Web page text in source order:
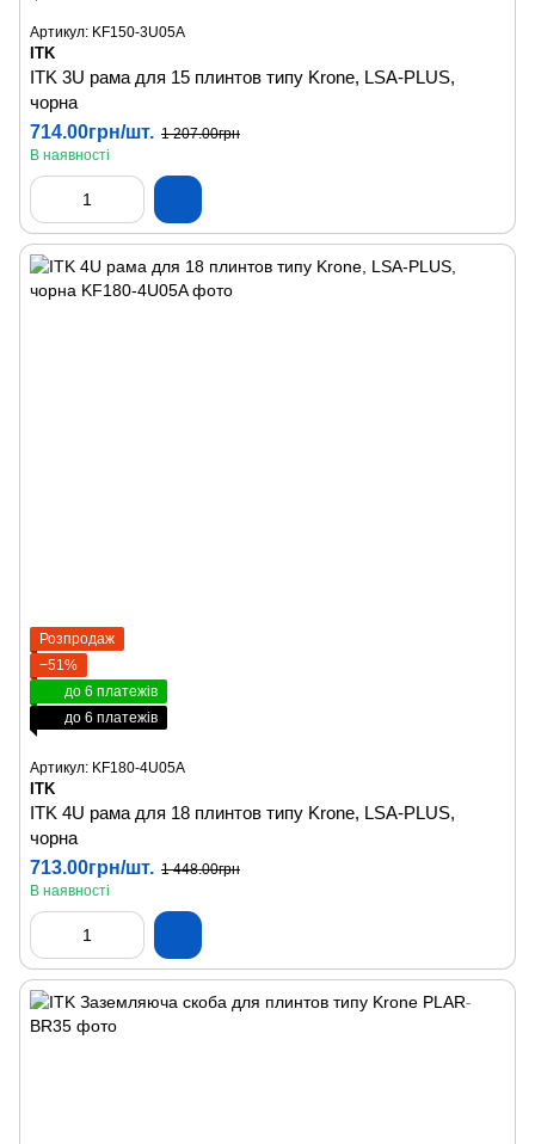
Артикул: KF150-3U05A
ITK
ITK 3U рама для 15 плинтов типу Krone, LSA-PLUS,
чорна
714.00грн/шт. 1 207.00грн
В наявності
Розпродаж
−51%
до 6 платежів
до 6 платежів
Артикул: KF180-4U05A
ITK
ITK 4U рама для 18 плинтов типу Krone, LSA-PLUS,
чорна
713.00грн/шт. 1 448.00грн
В наявності